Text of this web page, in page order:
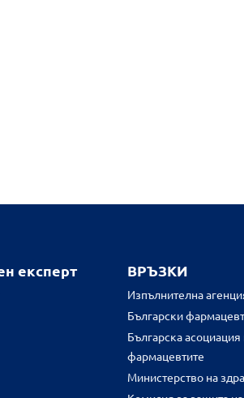
експерт ВРЪЗКИ
Изпълнителна
Български
Българска
фармацевтите
Министерство на